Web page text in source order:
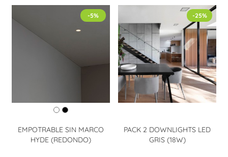
EMPOTRABLE SIN MARCO
HYDE (REDONDO)
-5%
PACK 2 DOWNLIGHTS LED
GRIS (18W)
-25%